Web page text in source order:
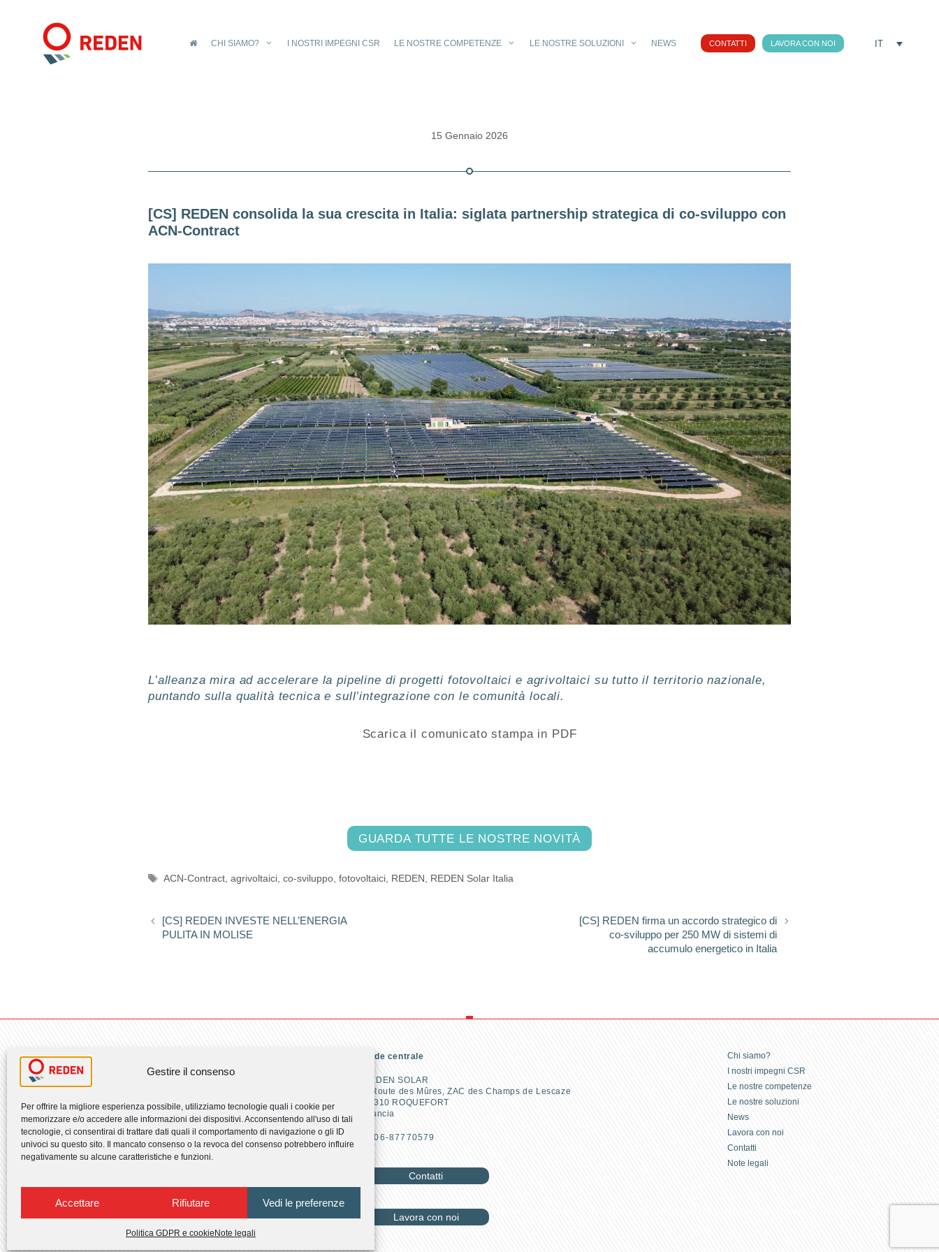
Gestire il consenso
Per offrire la migliore esperienza possibile, utilizziamo tecnologie quali i cookie per
memorizzare e/o accedere alle informazioni dei dispositivi. Acconsentendo all'uso di tali
tecnologie, ci consentirai di trattare dati quali il comportamento di navigazione o gli ID
univoci su questo sito. Il mancato consenso o la revoca del consenso potrebbero influire
negativamente su alcune caratteristiche e funzioni.
Accettare Rifiutare Vedi le preferenze
Politica GDPR e cookie Note legali
CHI SIAMO? I NOSTRI IMPEGNI CSR LE NOSTRE COMPETENZE LE NOSTRE SOLUZIONI NEWS CONTATTI LAVORA CON NOI IT
[CS] REDEN consolida la sua crescita in Italia: siglata partnership strategica di co-sviluppo con
ACN-Contract
15 Gennaio 2026
L’alleanza mira ad accelerare la pipeline di progetti fotovoltaici e agrivoltaici su tutto il territorio nazionale,
puntando sulla qualità tecnica e sull’integrazione con le comunità locali.
Scarica il comunicato stampa in PDF
GUARDA TUTTE LE NOSTRE NOVITÀ
ACN-Contract, agrivoltaici, co-sviluppo, fotovoltaici, REDEN REDEN Solar Italia
[CS] REDEN INVESTE NELL’ENERGIA
PULITA IN MOLISE
[CS] REDEN firma un accordo strategico di
co-sviluppo per 250 MW di sistemi di
accumulo energetico in Italia
SEGUICI
Sede centrale
REDEN SOLAR
2 Route des Mûres, ZAC des Champs de Lescaze
47310 ROQUEFORT
Francia
T. 06-87770579
Contatti
Lavora con noi
Chi siamo?
I nostri impegni CSR
Le nostre competenze
Le nostre soluzioni
News
Lavora con noi
Contatti
Note legali